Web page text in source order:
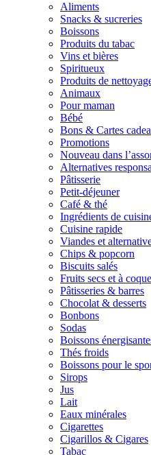
Aliments
Snacks & sucreries
Boissons
Produits du tabac
Vins et bières
Spiritueux
Produits de
Animaux
Pour maman
Bébé
Bons & Cartes
Promotions
Nouveau dans
Alternatives
Pâtisserie
Petit-déjeuner
Café & thé
Ingrédients de
Cuisine rapide
Viandes et
Chips & popcorn
Biscuits salés
Fruits secs et à coque
Pâtisseries & barres
Chocolat & desserts
Bonbons
Sodas
Boissons
Thés froids
Boissons pour le
Sirops
Jus
Lait
Eaux minérales
Cigarettes
Cigarillos & Cigares
Tabac